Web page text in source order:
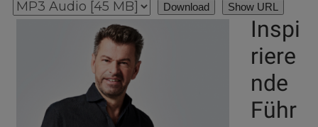
Download Show URL
Inspi
riere
nde
Führ